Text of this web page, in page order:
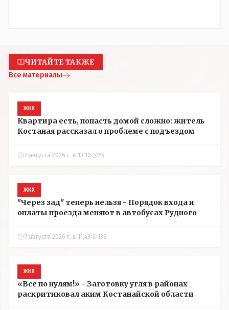
ЧИТАЙТЕ ТАКЖЕ
Все материалы
ЖКХ
Квартира есть, попасть домой сложно: житель
Костаная рассказал о проблеме с подъездом
7 августа 2026 г. в 13:10 25
ЖКХ
"Через зад" теперь нельзя - Порядок входа и
оплаты проезда меняют в автобусах Рудного
7 августа 2026 г. в 11:43 136
ЖКХ
«Все по нулям!» - Заготовку угля в районах
раскритиковал аким Костанайской области